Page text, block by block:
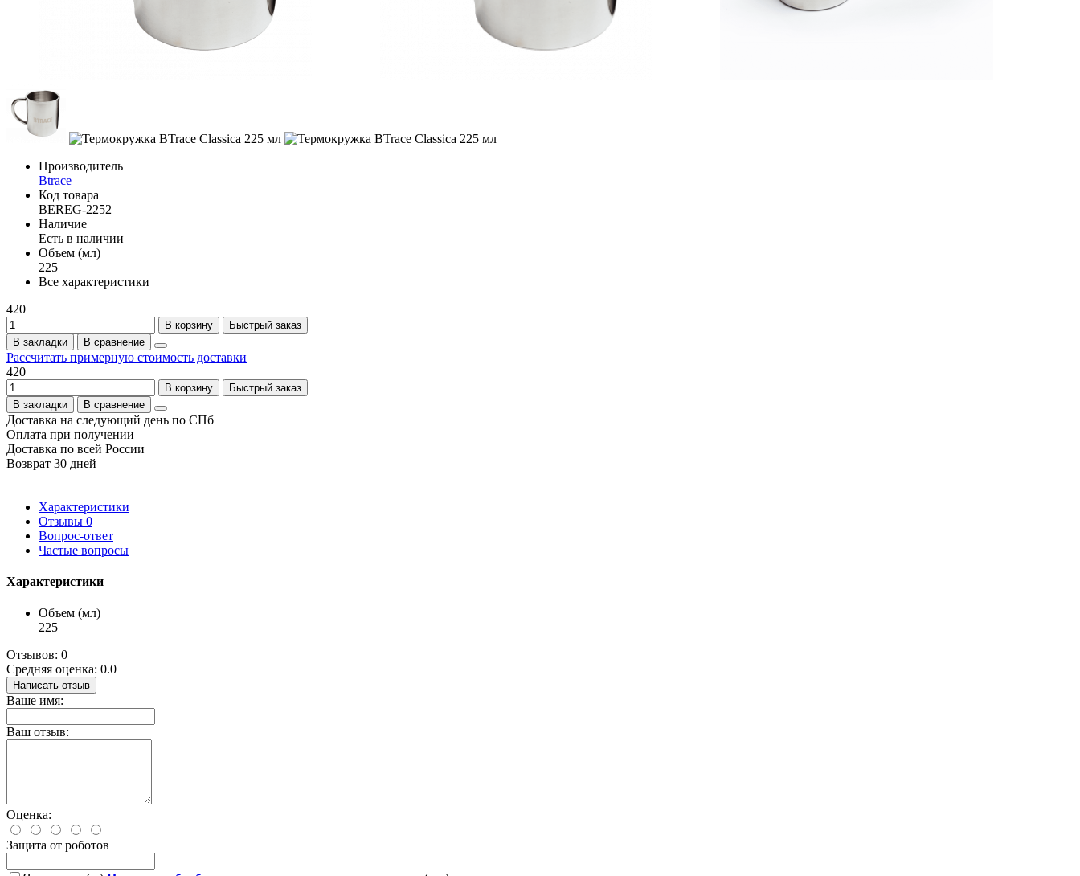
Производитель
Btrace
Код товара
BEREG-2252
Наличие
Есть в наличии
Объем (мл)
225
Все характеристики
420
В корзину
Быстрый заказ
В закладки
В сравнение
Рассчитать примерную стоимость доставки
420
В корзину
Быстрый заказ
В закладки
В сравнение
Доставка на следующий день по СПб
Оплата при получении
Доставка по всей России
Возврат 30 дней
Характеристики
Отзывы 0
Вопрос-ответ
Частые вопросы
Характеристики
Объем (мл)
225
Отзывов: 0
Средняя оценка: 0.0
Написать отзыв
Ваше имя:
Ваш отзыв:
Оценка:
Защита от роботов